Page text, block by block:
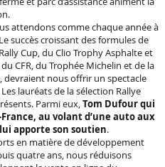
attendons comme chaque année à
succès croissant des formules de
Cup, du Clio Trophy Asphalte et
CFR, du Trophée Michelin et de la
devraient nous offrir un spectacle
lauréats de la sélection Rallye
Parmi eux,Tom Dufour qui
au volant d’une auto aux
apporte son soutien.
en matière de développement
quatre ans, nous réduisons